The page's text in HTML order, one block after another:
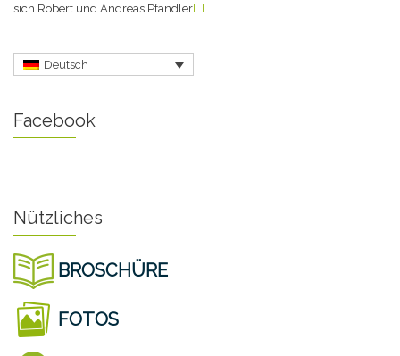
sich Robert und Andreas Pfandler[…]
Deutsch
Facebook
Nützliches
BROSCHÜRE
FOTOS